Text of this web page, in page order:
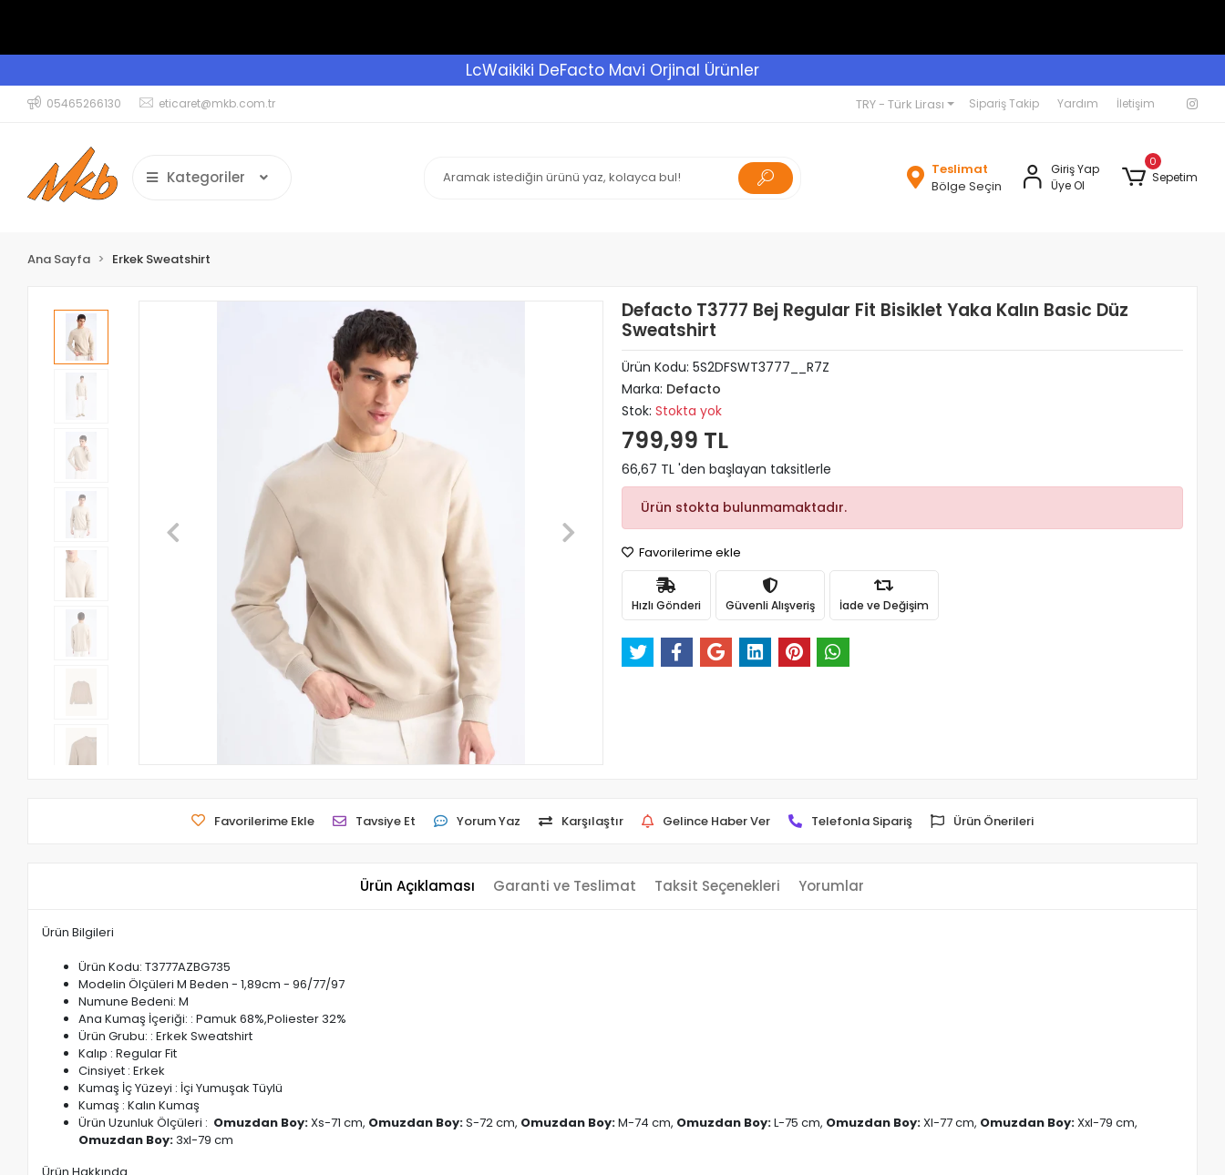
LcWaikiki DeFacto Mavi Orjinal Ürünler
05465266130 eticaret@mkb.com.tr TRY - Türk Lirası Sipariş Takip Yardım İletişim
Kategoriler
Teslimat
Bölge Seçin
Giriş Yap
Üye Ol
0
Sepetim
Ana Sayfa Erkek Sweatshirt
Defacto T3777 Bej Regular Fit Bisiklet Yaka Kalın Basic Düz
Sweatshirt
Ürün Kodu: 5S2DFSWT3777__R7Z
Marka: Defacto
Stok: Stokta yok
799,99 TL
66,67 TL 'den başlayan taksitlerle
Ürün stokta bulunmamaktadır.
Favorilerime ekle
Hızlı Gönderi Güvenli Alışveriş İade ve Değişim
Favorilerime Ekle Tavsiye Et Yorum Yaz Karşılaştır Gelince Haber Ver Telefonla Sipariş Ürün Önerileri
Ürün Açıklaması Garanti ve Teslimat Taksit Seçenekleri Yorumlar
Ürün Bilgileri
Ürün Kodu: T3777AZBG735
Modelin Ölçüleri M Beden - 1,89cm - 96/77/97
Numune Bedeni: M
Ana Kumaş İçeriği: : Pamuk 68%,Poliester 32%
Ürün Grubu: : Erkek Sweatshirt
Kalıp : Regular Fit
Cinsiyet : Erkek
Kumaş İç Yüzeyi : İçi Yumuşak Tüylü
Kumaş : Kalın Kumaş
Ürün Uzunluk Ölçüleri : Omuzdan Boy:Xs-71 cm, Omuzdan Boy:S-72 cm, Omuzdan Boy:M-74 cm, Omuzdan Boy:L-75 cm, Omuzdan Boy:Xl-77 cm, Omuzdan Boy:Xxl-79 cm,
Omuzdan Boy:3xl-79 cm